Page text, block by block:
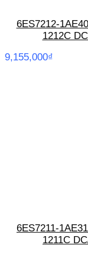
6ES7212-
1212C
9,155,000₫
6ES7211-
1211C